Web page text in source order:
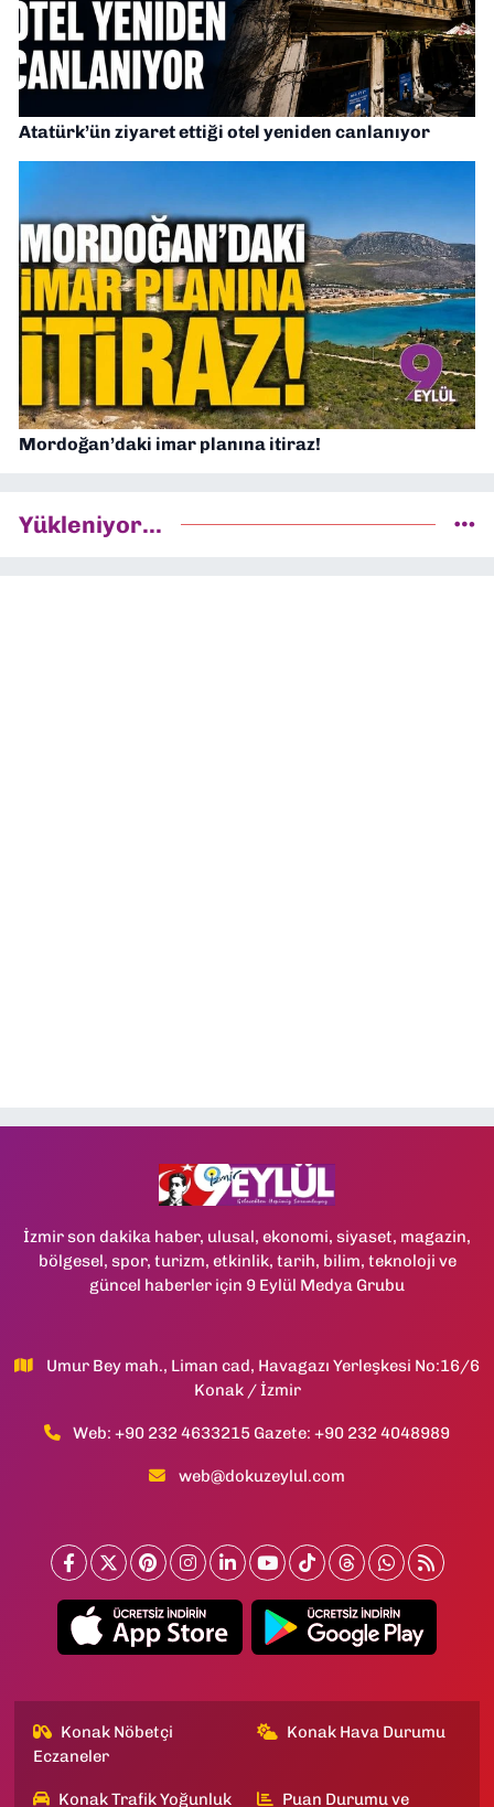
Atatürk’ün ziyaret ettiği otel yeniden canlanıyor
Mordoğan’daki imar planına itiraz!
Yükleniyor...
İzmir son dakika haber, ulusal, ekonomi, siyaset, magazin,
bölgesel, spor, turizm, etkinlik, tarih, bilim, teknoloji ve
güncel haberler için 9 Eylül Medya Grubu
Umur Bey mah., Liman cad, Havagazı Yerleşkesi No:16/6
Konak / İzmir
Web: +90 232 4633215 Gazete: +90 232 4048989
web@dokuzeylul.com
Konak Nöbetçi
Eczaneler
Konak Hava Durumu
Konak Trafik Yoğunluk Puan Durumu ve